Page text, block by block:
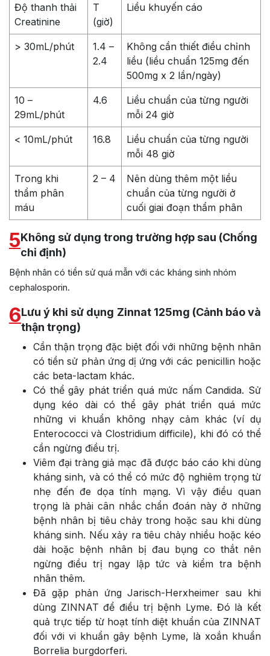
Độ thanh thải
Creatinine
T
(giờ)
Liều khuyến cáo
> 30mL/phút
1.4 –
2.4
Không cần thiết điều chỉnh
liều (liều chuẩn 125mg đến
500mg x 2 lần/ngày)
10 –
29mL/phút
4.6
Liều chuẩn của từng người
mỗi 24 giờ
< 10mL/phút 16.8
Liều chuẩn của từng người
mỗi 48 giờ
Trong khi
thẩm phân
máu
2 – 4
Nên dùng thêm một liều
chuẩn của từng người ở
cuối giai đoạn thẩm phân
5Không sử dụng trong trường hợp sau (Chống
chỉ định)
Bệnh nhân có tiền sử quá mẫn với các kháng sinh nhóm
cephalosporin.
6Lưu ý khi sử dụng Zinnat 125mg (Cảnh báo và
thận trọng)
Cần thận trọng đặc biệt đối với những bệnh nhân
có tiền sử phản ứng dị ứng với các penicillin hoặc
các beta-lactam khác.
Có thể gây phát triển quá mức nấm Candida. Sử
dụng kéo dài có thể gây phát triển quá mức
những vi khuẩn không nhạy cảm khác (ví dụ
Enterococci và Clostridium difficile), khi đó có thể
cần ngừng điều trị.
Viêm đại tràng giả mạc đã được báo cáo khi dùng
kháng sinh, và có thể có mức độ nghiêm trọng từ
nhẹ đến đe dọa tính mạng. Vì vậy điều quan
trọng là phải cân nhắc chẩn đoán này ở những
bệnh nhân bị tiêu chảy trong hoặc sau khi dùng
kháng sinh. Nếu xảy ra tiêu chảy nhiều hoặc kéo
dài hoặc bệnh nhân bị đau bụng co thắt nên
ngừng điều trị ngay lập tức và kiểm tra bệnh
nhân thêm.
Đã gặp phản ứng Jarisch-Herxheimer sau khi
dùng ZINNAT để điều trị bệnh Lyme. Đó là kết
quả trực tiếp từ hoạt tính diệt khuẩn của ZINNAT
đối với vi khuẩn gây bệnh Lyme, là xoắn khuẩn
Borrelia burgdorferi.